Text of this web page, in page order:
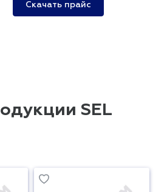
Скачать прайс
SEL